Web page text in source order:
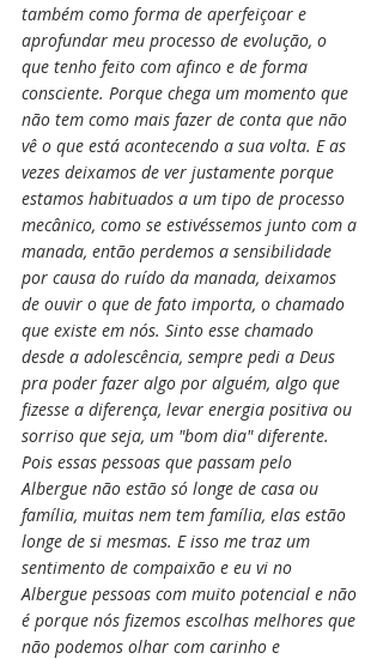
também como forma de aperfeiçoar e
aprofundar meu processo de evolução, o
que tenho feito com afinco e de forma
consciente. Porque chega um momento que
não tem como mais fazer de conta que não
vê o que está acontecendo a sua volta. E as
vezes deixamos de ver justamente porque
estamos habituados a um tipo de processo
mecânico, como se estivéssemos junto com a
manada, então perdemos a sensibilidade
por causa do ruído da manada, deixamos
de ouvir o que de fato importa, o chamado
que existe em nós. Sinto esse chamado
desde a adolescência, sempre pedi a Deus
pra poder fazer algo por alguém, algo que
fizesse a diferença, levar energia positiva ou
sorriso que seja, um "bom dia" diferente.
Pois essas pessoas que passam pelo
Albergue não estão só longe de casa ou
família, muitas nem tem família, elas estão
longe de si mesmas. E isso me traz um
sentimento de compaixão e eu vi no
Albergue pessoas com muito potencial e não
é porque nós fizemos escolhas melhores que
não podemos olhar com carinho e